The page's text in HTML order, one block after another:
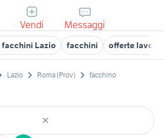
Vendi Messaggi
Lazio facchini offerte lavoro
Lazio Roma (Prov) facchino